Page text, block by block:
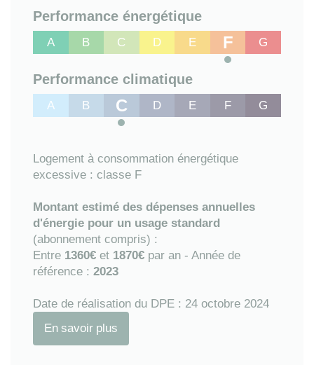
Performance énergétique
A B C D E F G
Performance climatique
A B C D E F G
Logement à consommation énergétique
excessive : classe F
Montant estimé des dépenses annuelles
d'énergie pour un usage standard
(abonnement compris) :
Entre 1360€ et 1870€ par an - Année de
référence : 2023
Date de réalisation du DPE : 24 octobre 2024
En savoir plus